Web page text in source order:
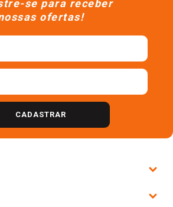
se para receber
ofertas!
CADASTRAR